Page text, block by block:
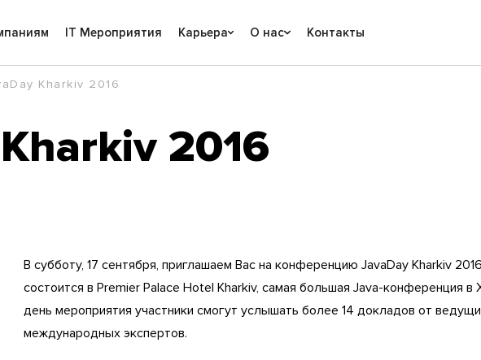
IT Мероприятия Карьера О нас Контакты
Kharkiv 2016
2016
В субботу, 17 сентября, приглашаем Вас на конференцию JavaDay Kharkiv
состоится в Premier Palace Hotel Kharkiv, самая большая Java-конференция в
день мероприятия участники смогут услышать более 14 докладов от
международных экспертов.